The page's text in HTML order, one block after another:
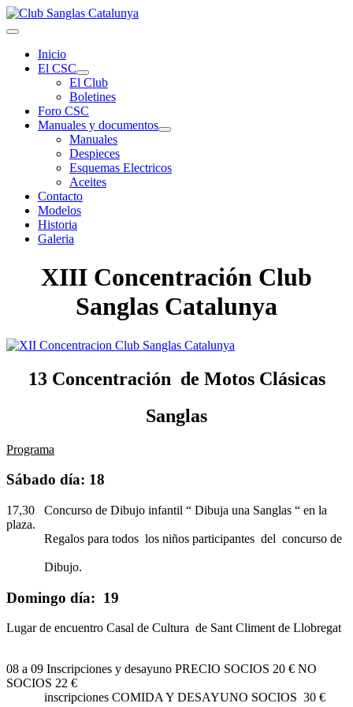
Inicio
El CSC
El Club
Boletines
Foro CSC
Manuales y documentos
Manuales
Despieces
Esquemas Electricos
Aceites
Contacto
Modelos
Historia
Galeria
XIII Concentración Club
Sanglas Catalunya
13 Concentración de Motos Clásicas
Sanglas
Programa
Sábado día: 18
17,30 Concurso de Dibujo infantil “ Dibuja una Sanglas “ en la
plaza.
Regalos para todos los niños participantes del concurso de
Dibujo.
Domingo día: 19
Lugar de encuentro Casal de Cultura de Sant Climent de Llobregat
08 a 09 Inscripciones y desayuno PRECIO SOCIOS 20 € NO
SOCIOS 22 €
inscripciones COMIDA Y DESAYUNO SOCIOS 30 €